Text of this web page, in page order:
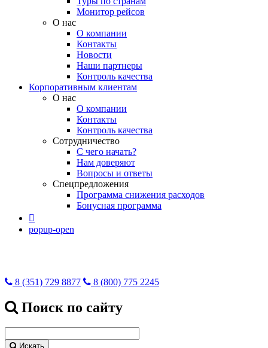
Монитор рейсов
О нас
О компании
Контакты
Новости
Наши партнеры
Контроль качества
Корпоративным клиентам
О нас
О компании
Контакты
Контроль качества
Сотрудничество
С чего начать?
Нам доверяют
Вопросы и ответы
Спецпредложения
Программа снижения расходов
Бонусная программа

popup-open
8 (351) 729 8877 8 (800) 775 2245
Поиск по сайту
Искать